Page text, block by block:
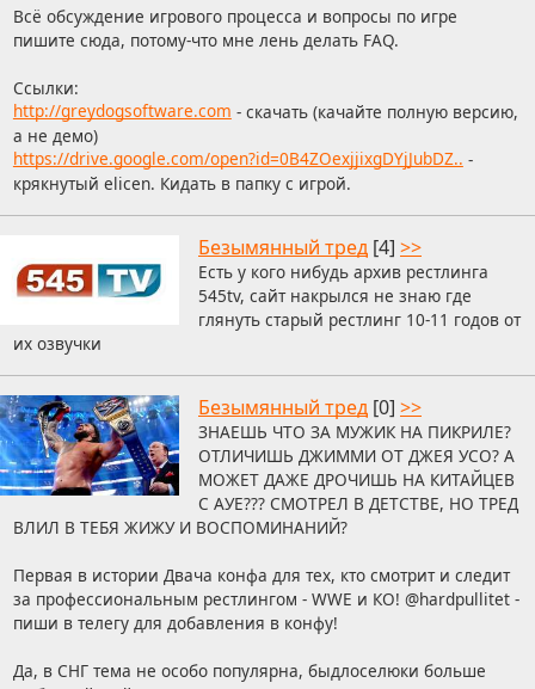
Всё обсуждение игрового процесса и вопросы по игре
пишите сюда, потому-что мне лень делать FAQ.
Ссылки:
http://greydogsoftware.com - скачать (качайте полную версию,
а не демо)
https://drive.google.com/open?id=0B4ZOexjjixgDYjJubDZ.. -
крякнутый elicen. Кидать в папку с игрой.
Безымянный тред [4] >>
Есть у кого нибудь архив рестлинга
545tv, сайт накрылся не знаю где
глянуть старый рестлинг 10-11 годов от
их озвучки
Безымянный тред [0] >>
ЗНАЕШЬ ЧТО ЗА МУЖИК НА ПИКРИЛЕ?
ОТЛИЧИШЬ ДЖИММИ ОТ ДЖЕЯ УСО? А
МОЖЕТ ДАЖЕ ДРОЧИШЬ НА КИТАЙЦЕВ
С АУЕ??? СМОТРЕЛ В ДЕТСТВЕ, НО ТРЕД
ВЛИЛ В ТЕБЯ ЖИЖУ И ВОСПОМИНАНИЙ?
Первая в истории Двача конфа для тех, кто смотрит и следит
за профессиональным рестлингом - WWE и КО! @hardpullitet -
пиши в телегу для добавления в конфу!
Да, в СНГ тема не особо популярна, быдлоселюки больше